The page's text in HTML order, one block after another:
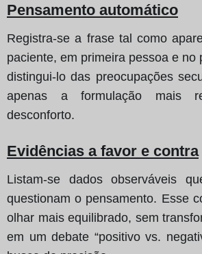
Pensamento automático
Registra‑se a frase tal como
paciente, em primeira pessoa e no
distingui‑lo das preocupações
apenas a formulação mais
desconforto.
Evidências a favor e contra
Listam‑se dados observáveis
questionam o pensamento. Esse
olhar mais equilibrado, sem
em um debate “positivo vs.